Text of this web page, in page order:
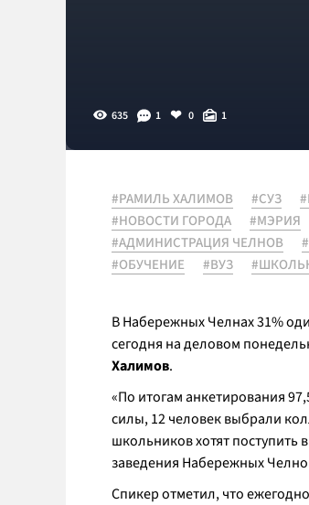
635 1 0 1
#РАМИЛЬ ХАЛИМОВ #СУЗ
#НОВОСТИ ГОРОДА
#МЭРИЯ
#АДМИНИСТРАЦИЯ ЧЕЛНОВ
#ОБУЧЕНИЕ
#ВУЗ
В Набережных Челнах 31%
сегодня на деловом
Халимов.
«По итогам анкетирования
силы, 12 человек выбрали
школьников хотят поступить
заведения Набережных
Спикер отметил, что